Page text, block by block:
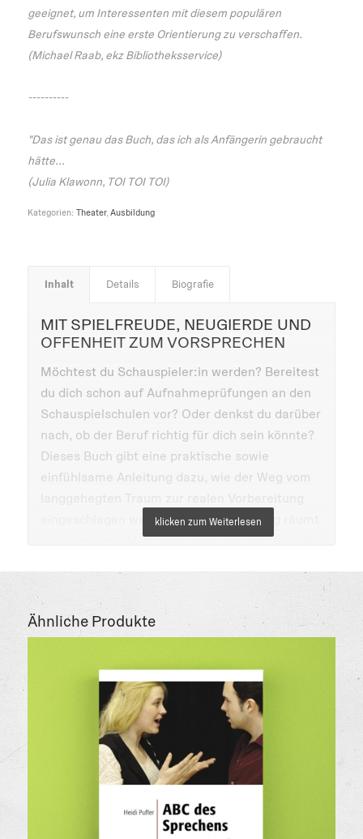
geeignet, um Interessenten mit diesem populären
Berufswunsch eine erste Orientierung zu verschaffen.
(Michael Raab, ekz Bibliotheksservice)
----------
"Das ist genau das Buch, das ich als Anfängerin gebraucht
hätte...
(Julia Klawonn, TOI TOI TOI)
Kategorien: Theater, Ausbildung
Inhalt Details Biografie
MIT SPIELFREUDE, NEUGIERDE UND
OFFENHEIT ZUM VORSPRECHEN
Möchtest du Schauspieler:in werden? Bereitest
du dich schon auf Aufnahmeprüfungen an den
Schauspielschulen vor? Oder denkst du darüber
nach, ob der Beruf richtig für dich sein könnte?
Dieses Buch gibt eine praktische sowie
einfühlsame Anleitung dazu, wie der Weg vom
eingeschlagen werden kann. Gleichzeitig räumt
es mit einigen Missverständnissen auf und gibt
Schauspielerei ist ein Handwerk, das erst im
Studium erlernt wird. Die Ausbildungsstätte
erwartet nicht, dass es bereits beim
Spielfreude, Neugierde und Offenheit der
Aufnahmeprüfung zu nähern.
Wie funktioniert die Vorbereitung auf die
Prüfung? Wie können passende Texte für das
Vorsprechen recherchiert und erarbeitet
werden? Wie kommt man ins Spiel? Wie kann
mit Blockaden und Ängsten umgegangen
werden? Was leistet eine staatliche
Ähnliche Produkte